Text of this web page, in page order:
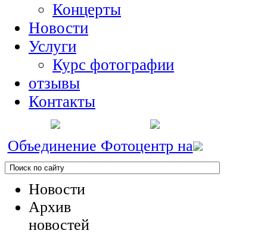
Концерты
Новости
Услуги
Курс фотографии
отзывы
Контакты
Объединение Фотоцентр на
Новости
Архив
новостей